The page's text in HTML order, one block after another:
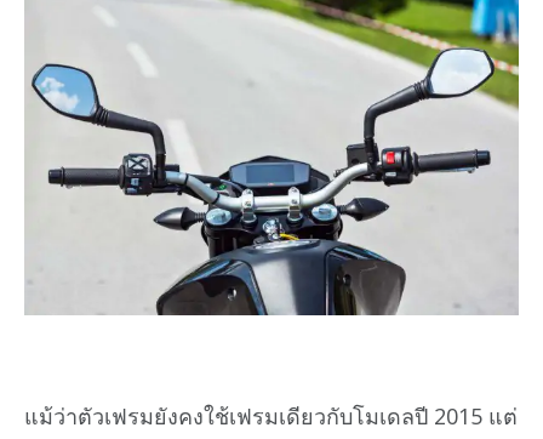
แม้ว่าตัวเฟรมยังคงใช้เฟรมเดียวกับโมเดลปี 2015 แต่